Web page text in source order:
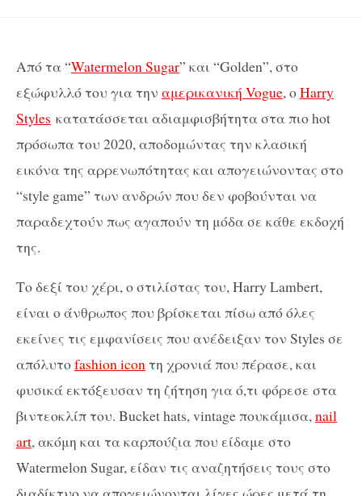
Από τα “Watermelon Sugar” και “Golden”, στο
εξώφυλλό του για την αμερικανική Vogue, οHarry
Styles κατατάσσεται αδιαμφισβήτητα στα πιο hot
πρόσωπα του 2020, αποδομώντας την κλασική
εικόνα της αρρενωπότητας και απογειώνοντας στο
“style game” των ανδρών που δεν φοβούνται να
παραδεχτούν πως αγαπούν τη μόδα σε κάθε εκδοχή
της.
Το δεξί του χέρι, ο στιλίστας του, Harry Lambert,
είναι ο άνθρωπος που βρίσκεται πίσω από όλες
εκείνες τις εμφανίσεις που ανέδειξαν τον Styles σε
απόλυτοfashion iconτη χρονιά που πέρασε, και
φυσικά εκτόξευσαν τη ζήτηση για ό,τι φόρεσε στα
βιντεοκλίπ του. Bucket hats, vintage πουκάμισα,nail
art, ακόμη και τα καρπούζια που είδαμε στο
Watermelon Sugar, είδαν τις αναζητήσεις τους στο